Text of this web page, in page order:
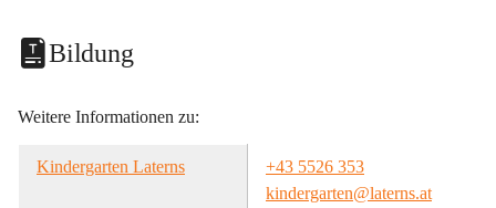
Bildung
Weitere Informationen zu:
Kindergarten Laterns
+43 5526 353
kindergarten@laterns.at